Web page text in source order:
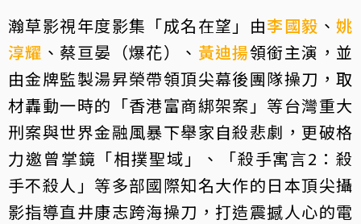
瀚草影視年度影集「成名在望」由李國毅 、姚
淳耀 、蔡亘晏（爆花）、 黃迪揚領銜主演，並
由金牌監製湯昇榮帶領頂尖幕後團隊操刀，取
材轟動一時的「香港富商綁架案」等台灣重大
刑案與世界金融風暴下舉家自殺悲劇，更破格
力邀曾掌鏡「相撲聖域」、「殺手寓言2：殺
手不殺人」等多部國際知名大作的日本頂尖攝
影指導直井康志跨海操刀，打造震撼人心的電